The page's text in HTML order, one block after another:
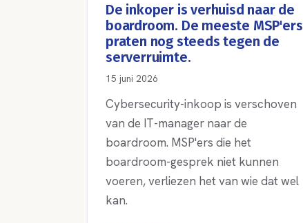
De inkoper is verhuisd naar de
boardroom. De meeste MSP'ers
praten nog steeds tegen de
serverruimte.
15 juni 2026
Cybersecurity-inkoop is verschoven
van de IT-manager naar de
boardroom. MSP'ers die het
boardroom-gesprek niet kunnen
voeren, verliezen het van wie dat wel
kan.